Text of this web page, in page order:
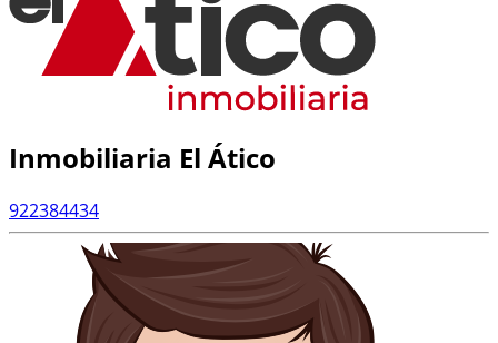
Inmobiliaria El Ático
922384434